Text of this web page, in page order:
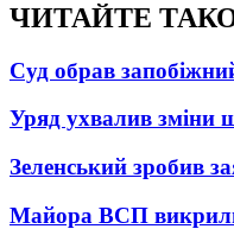
ЧИТАЙТЕ
Суд обрав
Уряд ухвалив зміни
Зеленський зробив
Майора ВСП